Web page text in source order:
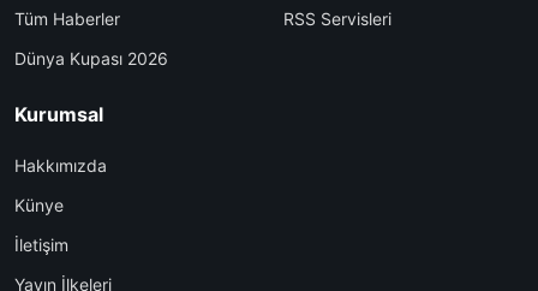
Tüm Haberler
Dünya Kupası 2026
RSS Servisleri
Kurumsal
Hakkımızda
Künye
İletişim
Yayın İlkeleri